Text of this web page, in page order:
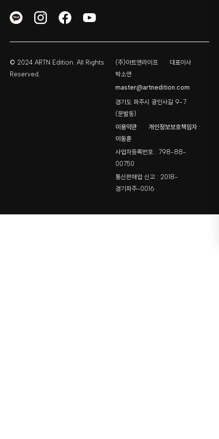
© 2024 ARTN Edition. All Rights
Reserved.
(주)아트앤라이프
대표이사
박소연
master@artnedition.com
경기도 파주시 광인사길 9-7
(문발동)
이용약관
개인정보보호책임자 :
이동훈
사업자등록번호 : 798-88-
00750
통신판매업 신고 : 2018-
경기파주-0016